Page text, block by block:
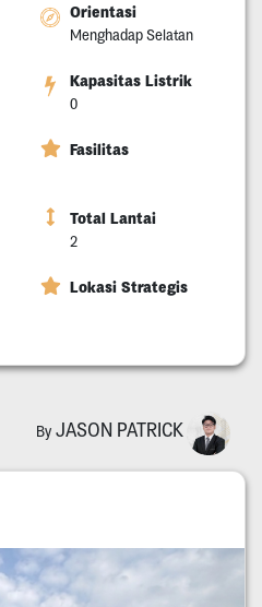
Orientasi
Menghadap Selatan
Kapasitas Listrik
0
Fasilitas
Total Lantai
2
Lokasi Strategis
By JASON PATRICK